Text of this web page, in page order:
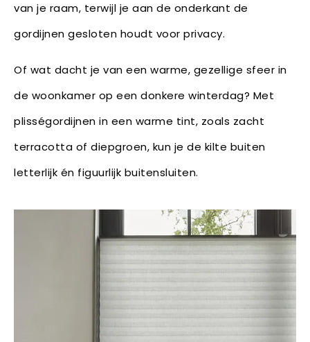
van je raam, terwijl je aan de onderkant de
gordijnen gesloten houdt voor privacy.
Of wat dacht je van een warme, gezellige sfeer in
de woonkamer op een donkere winterdag? Met
plisségordijnen in een warme tint, zoals zacht
terracotta of diepgroen, kun je de kilte buiten
letterlijk én figuurlijk buitensluiten.